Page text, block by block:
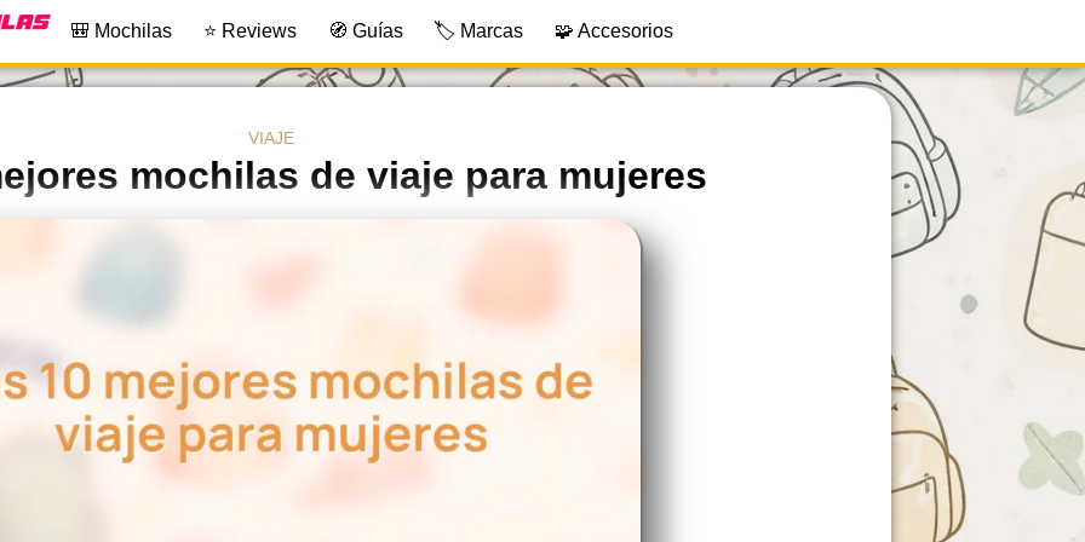
🎒 Mochilas ⭐ Reviews 🧭 Guías 🏷️ Marcas 🧩 Accesorios
VIAJE
mochilas de viaje para mujeres